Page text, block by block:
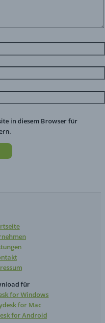
in diesem Browser für
für